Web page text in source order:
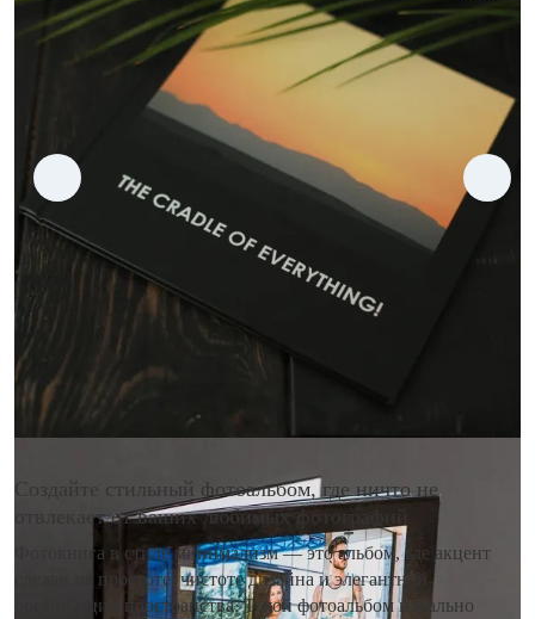
Создайте стильный фотоальбом, где ничто не
отвлекает от ваших любимых фотографий
Фотокнига в стиле минимализм — это альбом, где акцент
сделан на простоте, чистоте дизайна и элегантной
организации пространства. Такой фотоальбом идеально